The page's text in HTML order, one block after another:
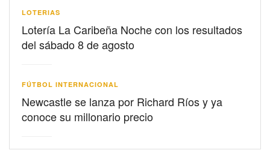
LOTERIAS
Lotería La Caribeña Noche con los resultados
del sábado 8 de agosto
FÚTBOL INTERNACIONAL
Newcastle se lanza por Richard Ríos y ya
conoce su millonario precio